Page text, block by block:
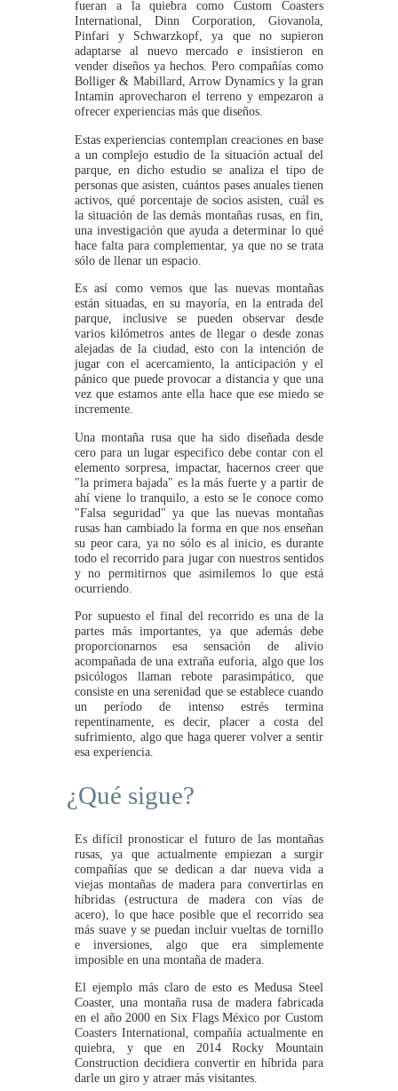
fueran a la quiebra como Custom Coasters
International, Dinn Corporation, Giovanola,
Pinfari y Schwarzkopf, ya que no supieron
adaptarse al nuevo mercado e insistieron en
vender diseños ya hechos. Pero compañías como
Bolliger & Mabillard, Arrow Dynamics y la gran
Intamin aprovecharon el terreno y empezaron a
ofrecer experiencias más que diseños.
Estas experiencias contemplan creaciones en base
a un complejo estudio de la situación actual del
parque, en dicho estudio se analiza el tipo de
personas que asisten, cuántos pases anuales tienen
activos, qué porcentaje de socios asisten, cuál es
la situación de las demás montañas rusas, en fin,
una investigación que ayuda a determinar lo qué
hace falta para complementar, ya que no se trata
sólo de llenar un espacio.
Es así como vemos que las nuevas montañas
están situadas, en su mayoría, en la entrada del
parque, inclusive se pueden observar desde
varios kilómetros antes de llegar o desde zonas
alejadas de la ciudad, esto con la intención de
jugar con el acercamiento, la anticipación y el
pánico que puede provocar a distancia y que una
vez que estamos ante ella hace que ese miedo se
incremente.
Una montaña rusa que ha sido diseñada desde
cero para un lugar especifico debe contar con el
elemento sorpresa, impactar, hacernos creer que
"la primera bajada" es la más fuerte y a partir de
ahí viene lo tranquilo, a esto se le conoce como
"Falsa seguridad" ya que las nuevas montañas
rusas han cambiado la forma en que nos enseñan
su peor cara, ya no sólo es al inicio, es durante
todo el recorrido para jugar con nuestros sentidos
y no permitirnos que asimilemos lo que está
ocurriendo.
Por supuesto el final del recorrido es una de la
partes más importantes, ya que además debe
proporcionarnos esa sensación de alivio
acompañada de una extraña euforia, algo que los
psicólogos llaman rebote parasimpático, que
consiste en una serenidad que se establece cuando
un período de intenso estrés termina
repentinamente, es decir, placer a costa del
sufrimiento, algo que haga querer volver a sentir
esa experiencia.
¿Qué sigue?
Es difícil pronosticar el futuro de las montañas
rusas, ya que actualmente empiezan a surgir
compañías que se dedican a dar nueva vida a
viejas montañas de madera para convertirlas en
híbridas (estructura de madera con vías de
acero), lo que hace posible que el recorrido sea
más suave y se puedan incluir vueltas de tornillo
e inversiones, algo que era simplemente
imposible en una montaña de madera.
El ejemplo más claro de esto es Medusa Steel
Coaster, una montaña rusa de madera fabricada
en el año 2000 en Six Flags México por Custom
Coasters International, compañía actualmente en
quiebra, y que en 2014 Rocky Mountain
Construction decidiera convertir en híbrida para
darle un giro y atraer más visitantes.